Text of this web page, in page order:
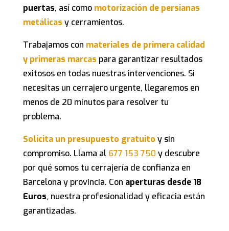
puertas, así como motorización de persianas
metálicas y cerramientos.
Trabajamos con materiales de primera calidad
y primeras marcas para garantizar resultados
exitosos en todas nuestras intervenciones. Si
necesitas un cerrajero urgente, llegaremos en
menos de 20 minutos para resolver tu
problema.
Solicita un presupuesto gratuito y sin
compromiso. Llama al 677 153 750 y descubre
por qué somos tu cerrajería de confianza en
Barcelona y provincia. Con aperturas desde 18
Euros, nuestra profesionalidad y eficacia están
garantizadas.